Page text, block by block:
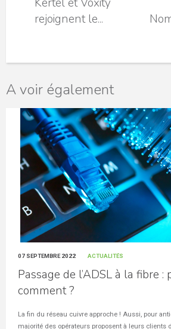
Kertel et Voxity
rejoignent le...
A voir également
07 SEPTEMBRE 2022 ACTUALITÉS
Passage de l’ADSL à la fibre :
comment ?
La fin du réseau cuivre approche ! Aussi, pour
majorité des opérateurs proposent à leurs clients